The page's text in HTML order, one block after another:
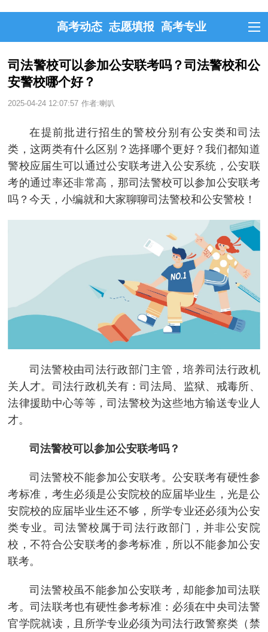
高考动态 志愿填报 高考专业
司法警校可以参加公安联考吗？司法警校和公
安警校哪个好？
2025-04-24 12:07:57 作者:喇叭
在提前批进行招生的警校分别有公安类和司法
类，这两类有什么区别？选择哪个更好？我们都知道
警校应届生可以通过公安联考进入公安系统，公安联
考的通过率还非常高，那司法警校可以参加公安联考
吗？今天，小编就和大家聊聊司法警校和公安警校！
司法警校由司法行政部门主管，培养司法行政机
关人才。司法行政机关有：司法局、监狱、戒毒所、
法律援助中心等等，司法警校为这些地方输送专业人
才。
司法警校可以参加公安联考吗？
司法警校不能参加公安联考。公安联考有硬性参
考标准，考生必须是公安院校的应届毕业生，光是公
安院校的应届毕业生还不够，所学专业还必须为公安
类专业。司法警校属于司法行政部门，并非公安院
校，不符合公安联考的参考标准，所以不能参加公安
联考。
司法警校虽不能参加公安联考，却能参加司法联
考。司法联考也有硬性参考标准：必须在中央司法警
官学院就读，且所学专业必须为司法行政警察类（禁